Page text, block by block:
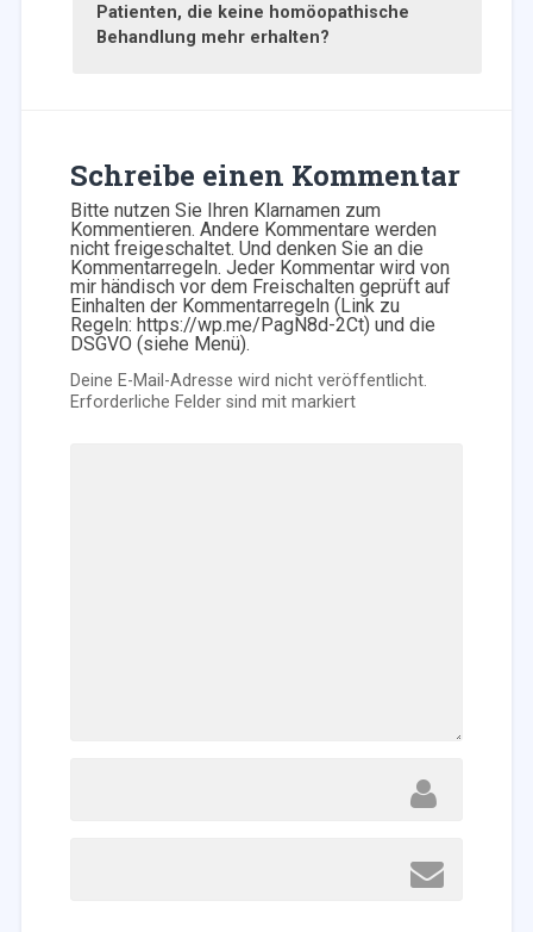
Patienten, die keine homöopathische
Behandlung mehr erhalten?
Schreibe einen Kommentar
Bitte nutzen Sie Ihren Klarnamen zum
Kommentieren. Andere Kommentare werden
nicht freigeschaltet. Und denken Sie an die
Kommentarregeln. Jeder Kommentar wird von
mir händisch vor dem Freischalten geprüft auf
Einhalten der Kommentarregeln (Link zu
Regeln: https://wp.me/PagN8d-2Ct) und die
DSGVO (siehe Menü).
Deine E-Mail-Adresse wird nicht veröffentlicht.
Erforderliche Felder sind mitmarkiert